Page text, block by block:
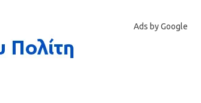
Ads by Google